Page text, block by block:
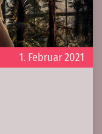
1. Februar 2021